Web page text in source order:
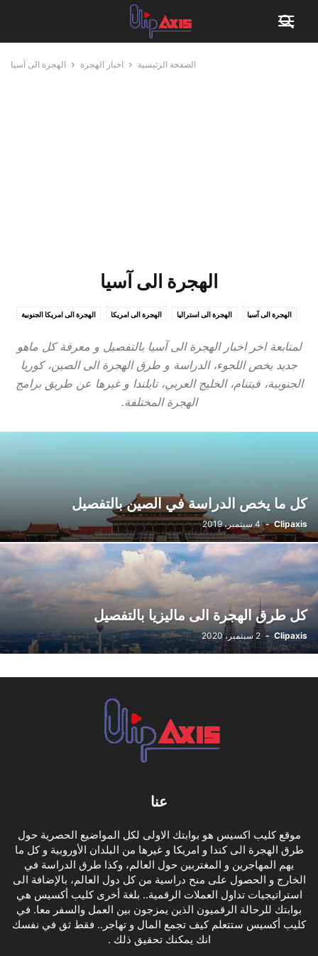
الصفحة الرئيسية اخبار الهجرة الهجرة الى آسيا
الهجرة الى آسيا
الهجرة الى آسيا الهجرة الى استراليا الهجرة الى امريكا الهجرة الى امريكا الجنوبية
لمتابعة اخر اخبار الهجرة الى آسيا بالتفصيل و معرفة كل ماهو
جديد يخص اللجوء، الدراسة و طرق الهجرة الى الصين، كوريا
الجنوبية، فيتنام، الخليج العربي، تايلندا و غيرها عن طريق برامج
الهجرة المختلفة.
كل ما يخص الدراسة في الصين بالتفصيل
Clipaxis
- 4 سبتمبر، 2019
كل طرق الهجرة الى ماليزيا بالتفصيل
Clipaxis
- 2 سبتمبر، 2020
عنا
موقع كليب اكسيس هو بوابتك الاولى لكل المواضيع الحصرية حول
طرق الهجرة الى كندا و امريكا و غيرها من البلدان الأوروبية و كل ما
يهم المهاجرين و المغتربين حول العالم، وكذا طرق الدراسة في
الخارج و الحصول على منح دراسية من كل دول العالم، بالإضافة الى
استراتيجيات تداول العملات الرقمية.. بلغة أخرى كليب أكسيس هي
بوابتك للرحالة الرقميون الذين يمزجون بين العمل والسفر معا. في
كليب أكسيس ستتعلم كيف تجمع المال و تهاجر.. فقط ثق في نفسك
انك يمكنك تحقيق ذلك .